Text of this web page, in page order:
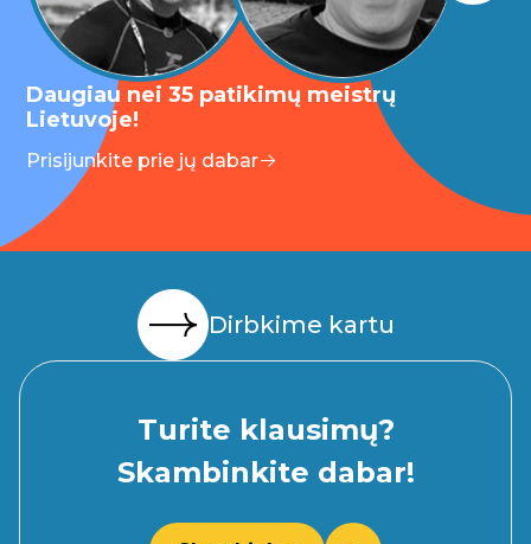
Daugiau nei 35 patikimų meistrų
Lietuvoje!
Prisijunkite prie jų dabar
Dirbkime kartu
Turite klausimų?
Skambinkite dabar!